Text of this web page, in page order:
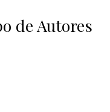
de Autores